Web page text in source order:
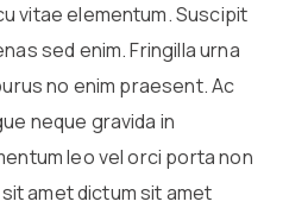
vitae elementum. Suscipit
sed enim. Fringilla urna
no enim praesent. Ac
neque gravida in
leo vel orci porta non
amet dictum sit amet